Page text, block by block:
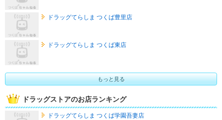
ドラッグてらしま つくば豊里店
ドラッグてらしま つくば東店
もっと見る
ドラッグストアのお店ランキング
ドラッグてらしま つくば学園吾妻店